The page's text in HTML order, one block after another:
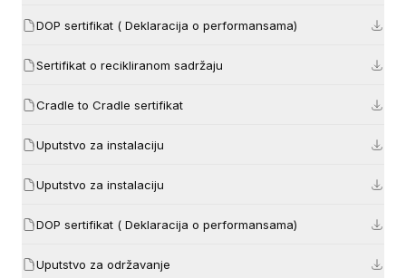
DOP sertifikat ( Deklaracija o performansama)
Sertifikat o recikliranom sadržaju
Cradle to Cradle sertifikat
Uputstvo za instalaciju
Uputstvo za instalaciju
DOP sertifikat ( Deklaracija o performansama)
Uputstvo za održavanje